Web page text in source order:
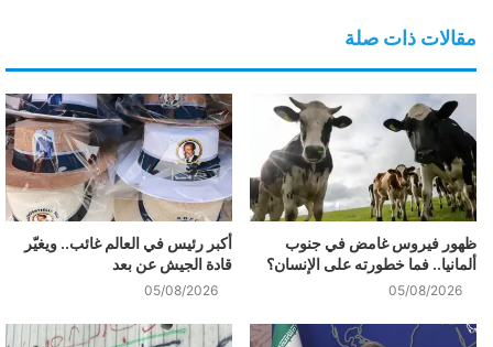
مقالات ذات صلة
ظهور فيروس غامض في جنوب
ألمانيا.. فما خطورته على الإنسان؟
05/08/2026
أكبر رئيس في العالم غائب.. ويغيّر
قادة الجيش عن بعد
05/08/2026